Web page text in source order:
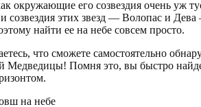
окружающие его созвездия очень
созвездия этих звезд — Волопас и
найти ее на небе совсем просто.
что сможете самостоятельно
Медведицы! Помня это, вы быстро